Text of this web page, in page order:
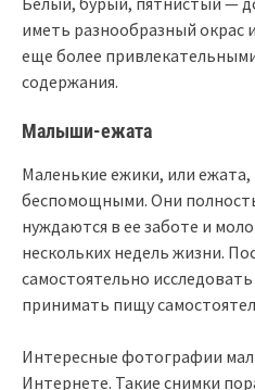
иметь разнообразный
еще более
содержания.
Малыши-ежата
Маленькие ежики, или
беспомощными. Они
нуждаются в ее заботе и
нескольких недель жизни.
самостоятельно
принимать пищу
Интересные фотографии
Интернете. Такие снимки